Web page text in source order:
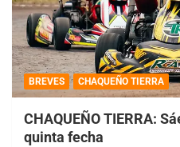
BREVES CHAQUEÑO TIERRA
CHAQUEÑO TIERRA:
quinta fecha